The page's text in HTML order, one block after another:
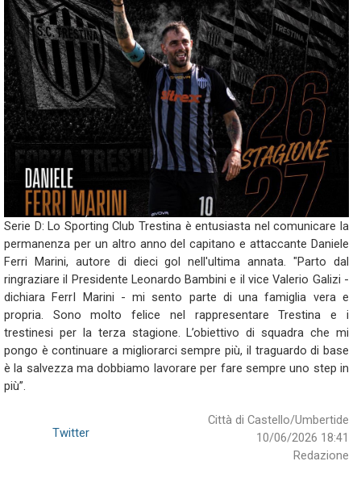
Serie D: Lo Sporting Club Trestina è entusiasta nel comunicare la
permanenza per un altro anno del capitano e attaccante Daniele
Ferri Marini, autore di dieci gol nell'ultima annata. "Parto dal
ringraziare il Presidente Leonardo Bambini e il vice Valerio Galizi -
dichiara FerrI Marini - mi sento parte di una famiglia vera e
propria. Sono molto felice nel rappresentare Trestina e i
trestinesi per la terza stagione. L’obiettivo di squadra che mi
pongo è continuare a migliorarci sempre più, il traguardo di base
è la salvezza ma dobbiamo lavorare per fare sempre uno step in
più”.
Città di Castello/Umbertide
10/06/2026 18:41
Redazione
Twitter